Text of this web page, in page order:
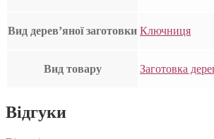
Вид дерев’яної заготовки Ключниця
Вид товару Заготовка
Відгуки